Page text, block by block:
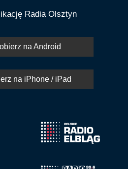
Radia Olsztyn
na Android
na iPhone / iPad